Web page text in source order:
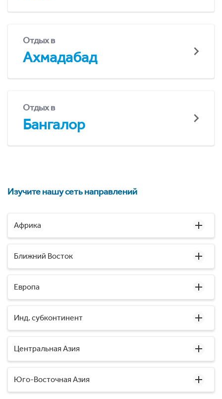
Отдых в
Ахмадабад
Отдых в
Бангалор
Изучите нашу сеть направлений
Африка
Ближний Восток
Европа
Инд. субконтинент
Центральная Азия
Юго-Восточная Азия